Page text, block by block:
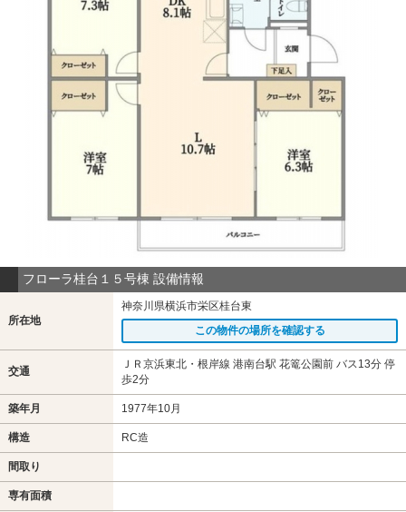
フローラ桂台１５号棟 設備情報
所在地
神奈川県横浜市栄区桂台東
この物件の場所を確認する
交通
ＪＲ京浜東北・根岸線 港南台駅 花篭公園前 バス13分 停
歩2分
築年月 1977年10月
構造 RC造
間取り
専有面積